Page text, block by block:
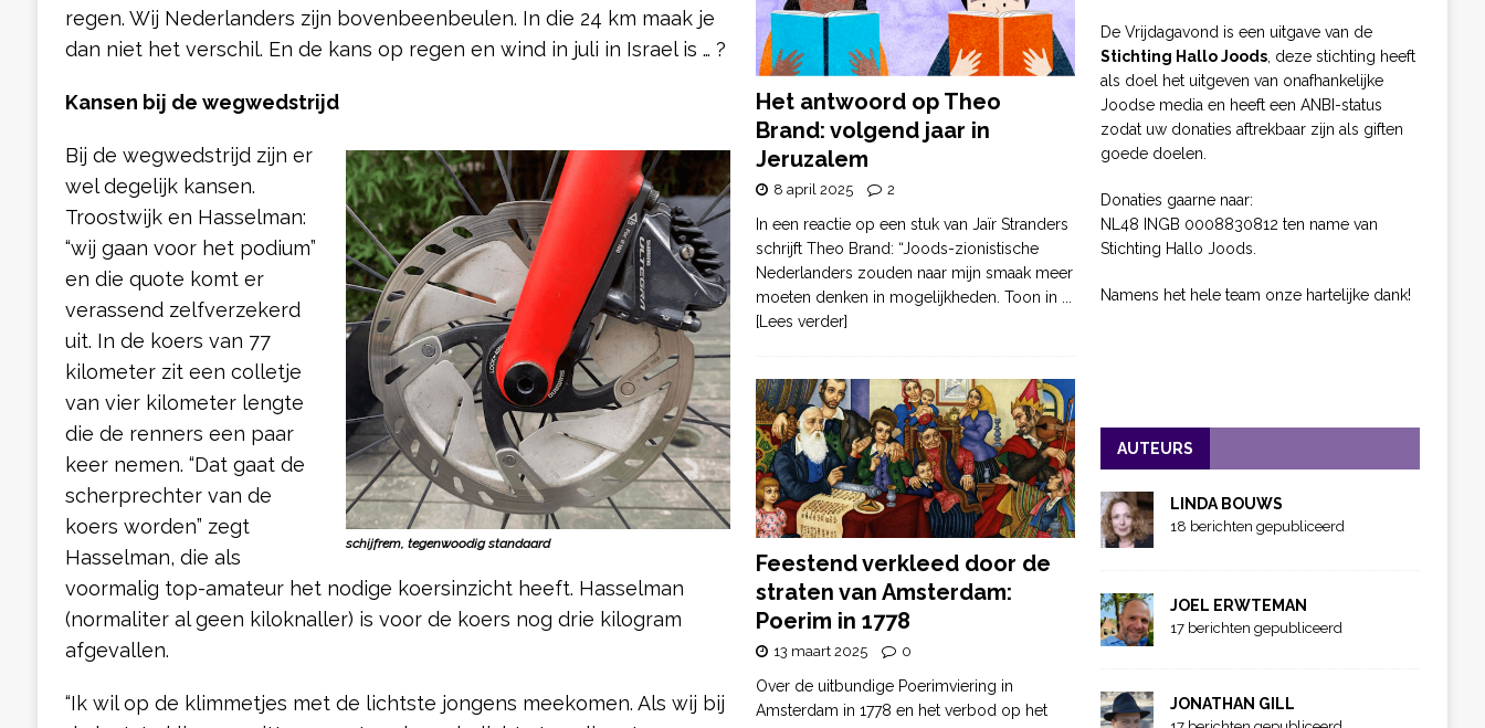
regen. Wij Nederlanders zijn bovenbeenbeulen. In die 24 km maak je
dan niet het verschil. En de kans op regen en wind in juli in Israel is … ?
Kansen bij de wegwedstrijd
schijfrem, tegenwoodig standaard
Bij de wegwedstrijd zijn er
wel degelijk kansen.
Troostwijk en Hasselman:
“wij gaan voor het podium”
en die quote komt er
verassend zelfverzekerd
uit. In de koers van 77
kilometer zit een colletje
van vier kilometer lengte
die de renners een paar
keer nemen. “Dat gaat de
scherprechter van de
koers worden” zegt
Hasselman, die als
voormalig top-amateur het nodige koersinzicht heeft. Hasselman
(normaliter al geen kiloknaller) is voor de koers nog drie kilogram
afgevallen.
“Ik wil op de klimmetjes met de lichtste jongens meekomen. Als wij bij
Het antwoord op Theo
Brand: volgend jaar in
Jeruzalem
8 april 2025 2
In een reactie op een stuk van Jaïr Stranders
schrijft Theo Brand: “Joods-zionistische
Nederlanders zouden naar mijn smaak meer
moeten denken in mogelijkheden. Toon in
[Lees verder]
Feestend verkleed door de
straten van Amsterdam:
Poerim in 1778
13 maart 2025 0
Over de uitbundige Poerimviering in
Amsterdam in 1778 en het verbod op het
De Vrijdagavond is een uitgave van de
Stichting Hallo Joods, deze stichting heeft
als doel het uitgeven van onafhankelijke
Joodse media en heeft een ANBI-status
zodat uw donaties aftrekbaar zijn als giften
goede doelen.
Donaties gaarne naar:
NL48 INGB 0008830812 ten name van
Stichting Hallo Joods.
Namens het hele team onze hartelijke dank!
AUTEURS
LINDA BOUWS
18 berichten gepubliceerd
JOEL ERWTEMAN
17 berichten gepubliceerd
JONATHAN GILL